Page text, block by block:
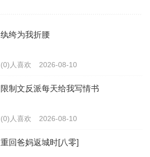
纨绔为我折腰
(0)人喜欢 2026-08-10
限制文反派每天给我写情书
(0)人喜欢 2026-08-10
重回爸妈返城时[八零]